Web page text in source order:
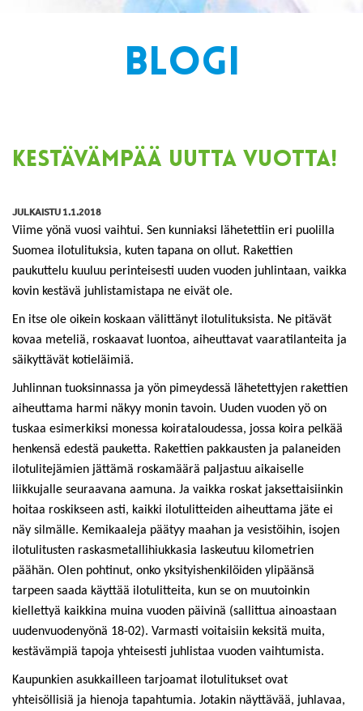
BLOGI
KESTÄVÄMPÄÄ UUTTA VUOTTA!
JULKAISTU 1.1.2018
Viime yönä vuosi vaihtui. Sen kunniaksi lähetettiin eri puolilla
Suomea ilotulituksia, kuten tapana on ollut. Rakettien
paukuttelu kuuluu perinteisesti uuden vuoden juhlintaan, vaikka
kovin kestävä juhlistamistapa ne eivät ole.
En itse ole oikein koskaan välittänyt ilotulituksista. Ne pitävät
kovaa meteliä, roskaavat luontoa, aiheuttavat vaaratilanteita ja
säikyttävät kotieläimiä.
Juhlinnan tuoksinnassa ja yön pimeydessä lähetettyjen rakettien
aiheuttama harmi näkyy monin tavoin. Uuden vuoden yö on
tuskaa esimerkiksi monessa koirataloudessa, jossa koira pelkää
henkensä edestä pauketta. Rakettien pakkausten ja palaneiden
ilotulitejämien jättämä roskamäärä paljastuu aikaiselle
liikkujalle seuraavana aamuna. Ja vaikka roskat jaksettaisiinkin
hoitaa roskikseen asti, kaikki ilotulitteiden aiheuttama jäte ei
näy silmälle. Kemikaaleja päätyy maahan ja vesistöihin, isojen
ilotulitusten raskasmetallihiukkasia laskeutuu kilometrien
päähän. Olen pohtinut, onko yksityishenkilöiden ylipäänsä
tarpeen saada käyttää ilotulitteita, kun se on muutoinkin
kiellettyä kaikkina muina vuoden päivinä (sallittua ainoastaan
uudenvuodenyönä 18-02). Varmasti voitaisiin keksitä muita,
kestävämpiä tapoja yhteisesti juhlistaa vuoden vaihtumista.
Kaupunkien asukkailleen tarjoamat ilotulitukset ovat
yhteisöllisiä ja hienoja tapahtumia. Jotakin näyttävää, juhlavaa,